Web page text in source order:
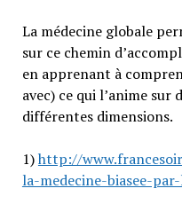
La médecine globale
sur ce chemin
en apprenant à
avec) ce qui l’anime
différentes dimensions.
1)http://
la-medecine-biasee-